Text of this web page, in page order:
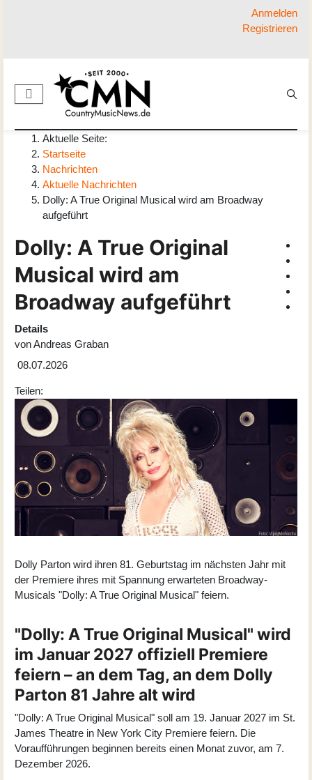
Anmelden
Registrieren
Aktuelle Seite:
Startseite
Nachrichten
Aktuelle Nachrichten
Dolly: A True Original Musical wird am Broadway
aufgeführt
Dolly: A True Original
Musical wird am
Broadway aufgeführt
Details
vonAndreas Graban
08.07.2026
Teilen:
Dolly Parton wird ihren 81. Geburtstag im nächsten Jahr mit
der Premiere ihres mit Spannung erwarteten Broadway-
Musicals "Dolly: A True Original Musical" feiern.
"Dolly: A True Original Musical" wird
im Januar 2027 offiziell Premiere
feiern – an dem Tag, an dem Dolly
Parton 81 Jahre alt wird
"Dolly: A True Original Musical" soll am 19. Januar 2027 im St.
James Theatre in New York City Premiere feiern. Die
Voraufführungen beginnen bereits einen Monat zuvor, am 7.
Dezember 2026.